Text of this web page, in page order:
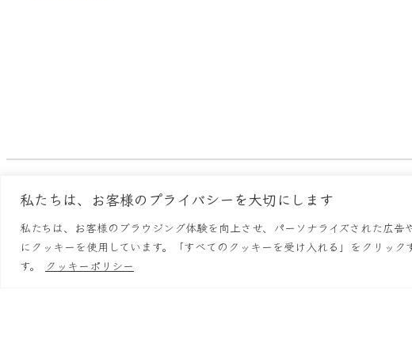
私たちは、お客様のプライバシーを大切にします
私たちは、お客様のブラウジング体験を向上させ、パーソナライズされた広
にクッキーを使用しています。「すべてのクッキーを受け入れる」をクリッ
す。
クッキーポリシー
らーめん鱗店舗情報